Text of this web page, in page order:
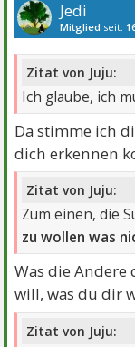
Jedi
Mitglied seit:
Zitat von Juju:
Ich glaube, ich
Da stimme ich
dich erkennen
Zitat von Juju:
Zum einen, die
zu wollen was
Was die
will, was du dir
Zitat von Juju: